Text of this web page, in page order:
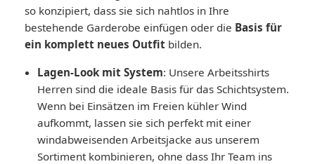
so konzipiert, dass sie sich nahtlos in Ihre
bestehende Garderobe einfügen oder die Basis für
ein komplett neues Outfit bilden.
Lagen-Look mit System: Unsere Arbeitsshirts
Herren sind die ideale Basis für das Schichtsystem.
Wenn bei Einsätzen im Freien kühler Wind
aufkommt, lassen sie sich perfekt mit einer
windabweisenden Arbeitsjacke aus unserem
Sortiment kombinieren, ohne dass Ihr Team ins